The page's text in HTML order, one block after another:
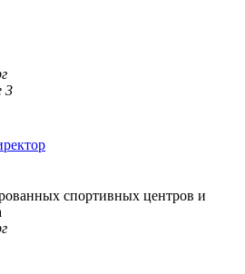
3
спортивных центров и